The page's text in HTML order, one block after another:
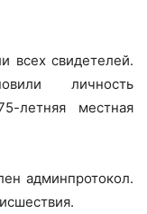
всех свидетелей.
личность
летняя местная
админпротокол.